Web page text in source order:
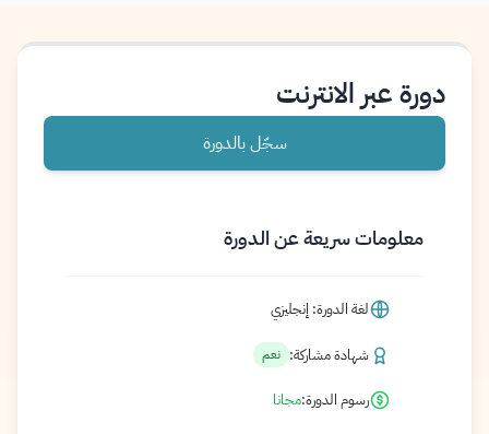
دورة عبر الانترنت
سجّل بالدورة
معلومات سريعة عن الدورة
لغة الدورة: إنجليزي
شهادة مشاركة: نعم
رسوم الدورة:مجانا